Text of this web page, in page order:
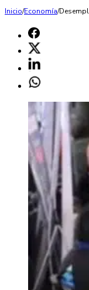
Inicio/Economía/